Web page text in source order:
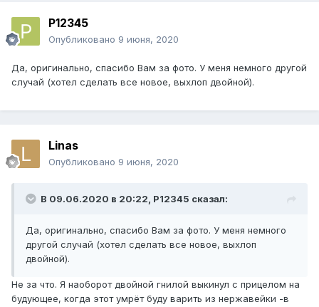
P12345
Опубликовано 9 июня, 2020
Да, оригинально, спасибо Вам за фото. У меня немного другой
случай (хотел сделать все новое, выхлоп двойной).
Linas
Опубликовано 9 июня, 2020
В 09.06.2020 в 20:22, P12345 сказал:
Да, оригинально, спасибо Вам за фото. У меня немного
другой случай (хотел сделать все новое, выхлоп
двойной).
Не за что. Я наоборот двойной гнилой выкинул с прицелом на
будующее, когда этот умрёт буду варить из нержавейки -в